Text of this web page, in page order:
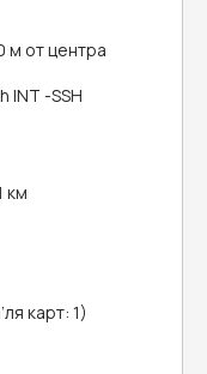
м от центра
INT -SSH
км
карт: 1)